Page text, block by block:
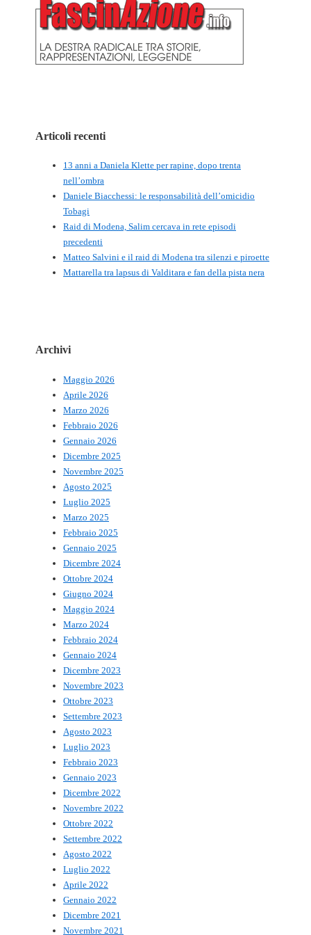
Articoli recenti
13 anni a Daniela Klette per rapine, dopo trenta
nell’ombra
Daniele Biacchessi: le responsabilità dell’omicidio
Tobagi
Raid di Modena, Salim cercava in rete episodi
precedenti
Matteo Salvini e il raid di Modena tra silenzi e piroette
Mattarella tra lapsus di Valditara e fan della pista nera
Archivi
Maggio 2026
Aprile 2026
Marzo 2026
Febbraio 2026
Gennaio 2026
Dicembre 2025
Novembre 2025
Agosto 2025
Luglio 2025
Marzo 2025
Febbraio 2025
Gennaio 2025
Dicembre 2024
Ottobre 2024
Giugno 2024
Maggio 2024
Marzo 2024
Febbraio 2024
Gennaio 2024
Dicembre 2023
Novembre 2023
Ottobre 2023
Settembre 2023
Agosto 2023
Luglio 2023
Febbraio 2023
Gennaio 2023
Dicembre 2022
Novembre 2022
Ottobre 2022
Settembre 2022
Agosto 2022
Luglio 2022
Aprile 2022
Gennaio 2022
Dicembre 2021
Novembre 2021